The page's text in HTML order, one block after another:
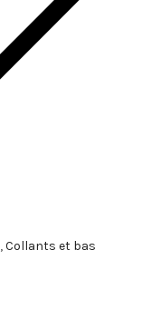
,Collants et bas